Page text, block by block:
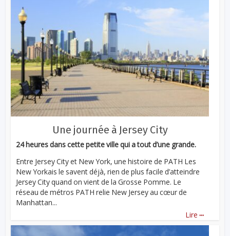
Une journée à Jersey City
24 heures dans cette petite ville qui a tout d’une grande.
Entre Jersey City et New York, une histoire de PATH Les
New Yorkais le savent déjà, rien de plus facile d’atteindre
Jersey City quand on vient de la Grosse Pomme. Le
réseau de métros PATH relie New Jersey au cœur de
Manhattan...
Lire ...